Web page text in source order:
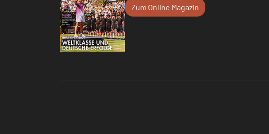
Zum Online Magazin